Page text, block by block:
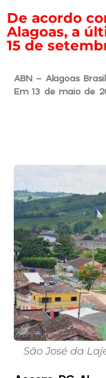
De acordo
Alagoas, a
15 de
ABN - Alagoas
Em 13 de maio de
São José da